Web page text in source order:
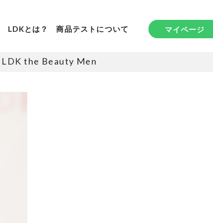
LDKとは？ 商品テストについて マイページ
LDK the Beauty Men